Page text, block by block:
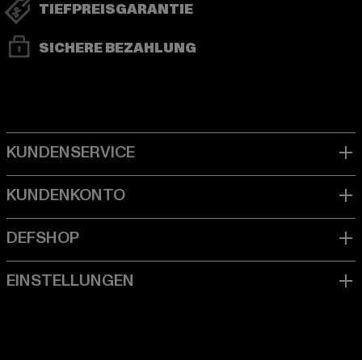
TIEFPREISGARANTIE
SICHERE BEZAHLUNG